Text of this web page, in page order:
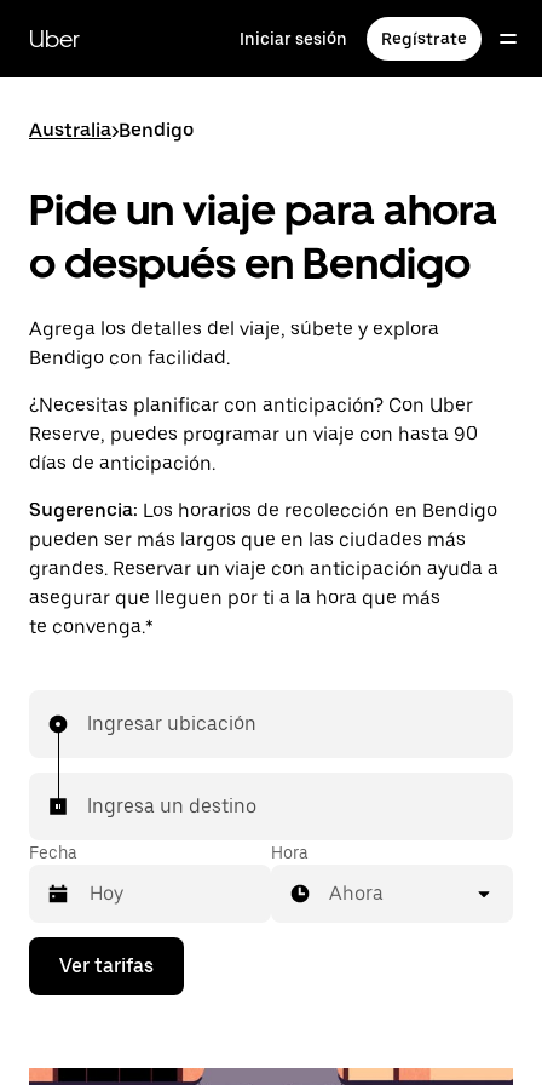
contenido
principal
Uber Iniciar sesión Regístrate
Australia>Bendigo
Pide un viaje para ahora
o después en Bendigo
Agrega los detalles del viaje, súbete y explora
Bendigo con facilidad.
¿Necesitas planificar con anticipación? Con Uber
Reserve, puedes programar un viaje con hasta 90
días de anticipación.
Sugerencia: Los horarios de recolección en Bendigo
pueden ser más largos que en las ciudades más
grandes. Reservar un viaje con anticipación ayuda a
asegurar que lleguen por ti a la hora que más
te convenga.*
Ingresar ubicación
Ingresa un destino
Fecha
Presiona
flecha
Hora
Ahora
Ver tarifas